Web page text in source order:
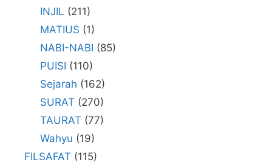
INJIL (211)
MATIUS (1)
NABI-NABI (85)
PUISI (110)
Sejarah (162)
SURAT (270)
TAURAT (77)
Wahyu (19)
FILSAFAT (115)